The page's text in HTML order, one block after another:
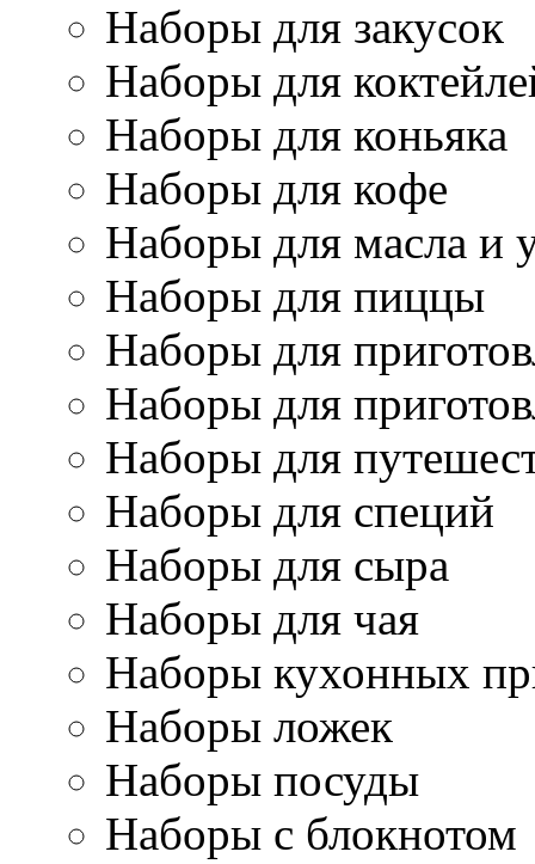
Наборы для закусок
Наборы для
Наборы для коньяка
Наборы для кофе
Наборы для масла и
Наборы для пиццы
Наборы для
Наборы для
Наборы для
Наборы для специй
Наборы для сыра
Наборы для чая
Наборы кухонных
Наборы ложек
Наборы посуды
Наборы с блокнотом